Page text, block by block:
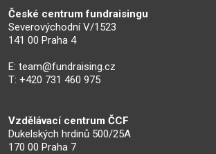
České centrum fundraisingu
Severovýchodní V/1523
141 00 Praha 4
E: team@fundraising.cz
T: +420 731 460 975
Vzdělávací centrum ČCF
Dukelských hrdinů 500/25A
170 00 Praha 7